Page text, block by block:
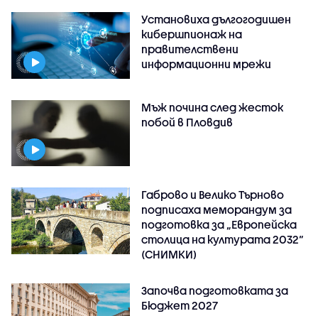
Установиха дългогодишен
кибершпионаж на
правителствени
информационни мрежи
Мъж почина след жесток
побой в Пловдив
Габрово и Велико Търново
подписаха меморандум за
подготовка за „Европейска
столица на културата 2032“
(СНИМКИ)
Започва подготовката за
Бюджет 2027